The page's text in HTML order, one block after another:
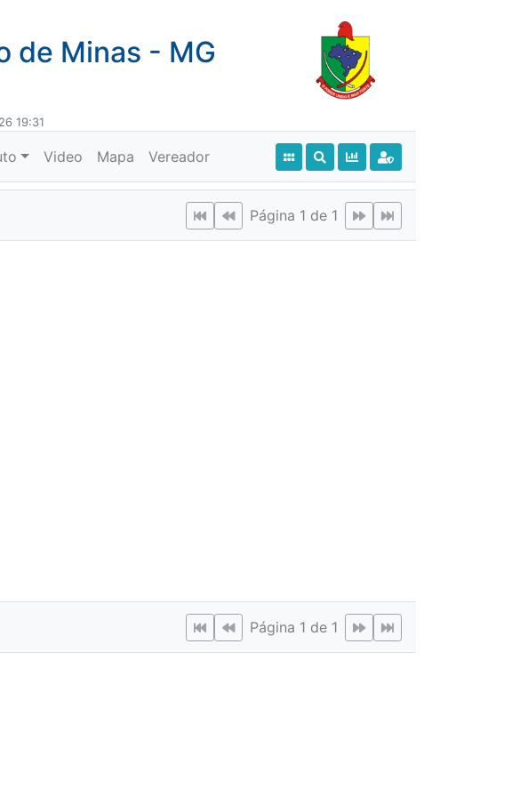
de Minas - MG
19:31
Video Mapa Vereador
Página 1 de 1
Página 1 de 1